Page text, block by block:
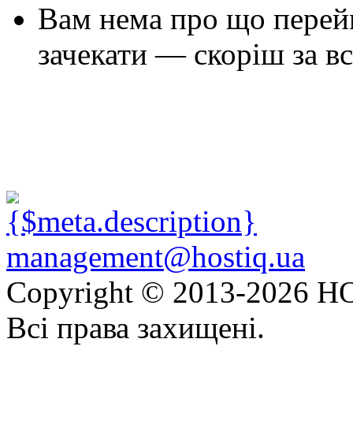
Вам нема про що
зачекати — скоріш за
management@hostiq.ua
Copyright © 2013-2026
Всі права захищені.